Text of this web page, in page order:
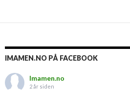
IMAMEN.NO PÅ FACEBOOK
Imamen.no
2 år siden